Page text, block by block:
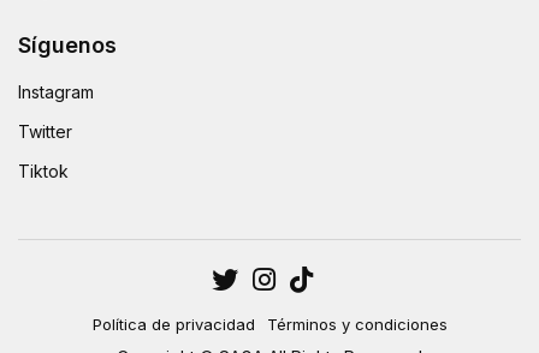
Síguenos
Instagram
Twitter
Tiktok
Política de privacidad Términos y condiciones